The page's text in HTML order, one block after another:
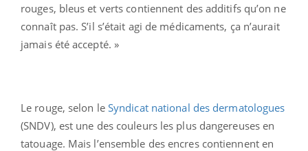
rouges, bleus et verts contiennent des additifs qu’on ne
connaît pas. S’il s’était agi de médicaments, ça n’aurait
jamais été accepté. »
Le rouge, selon le Syndicat national des dermatologues
(SNDV), est une des couleurs les plus dangereuses en
tatouage. Mais l’ensemble des encres contiennent en